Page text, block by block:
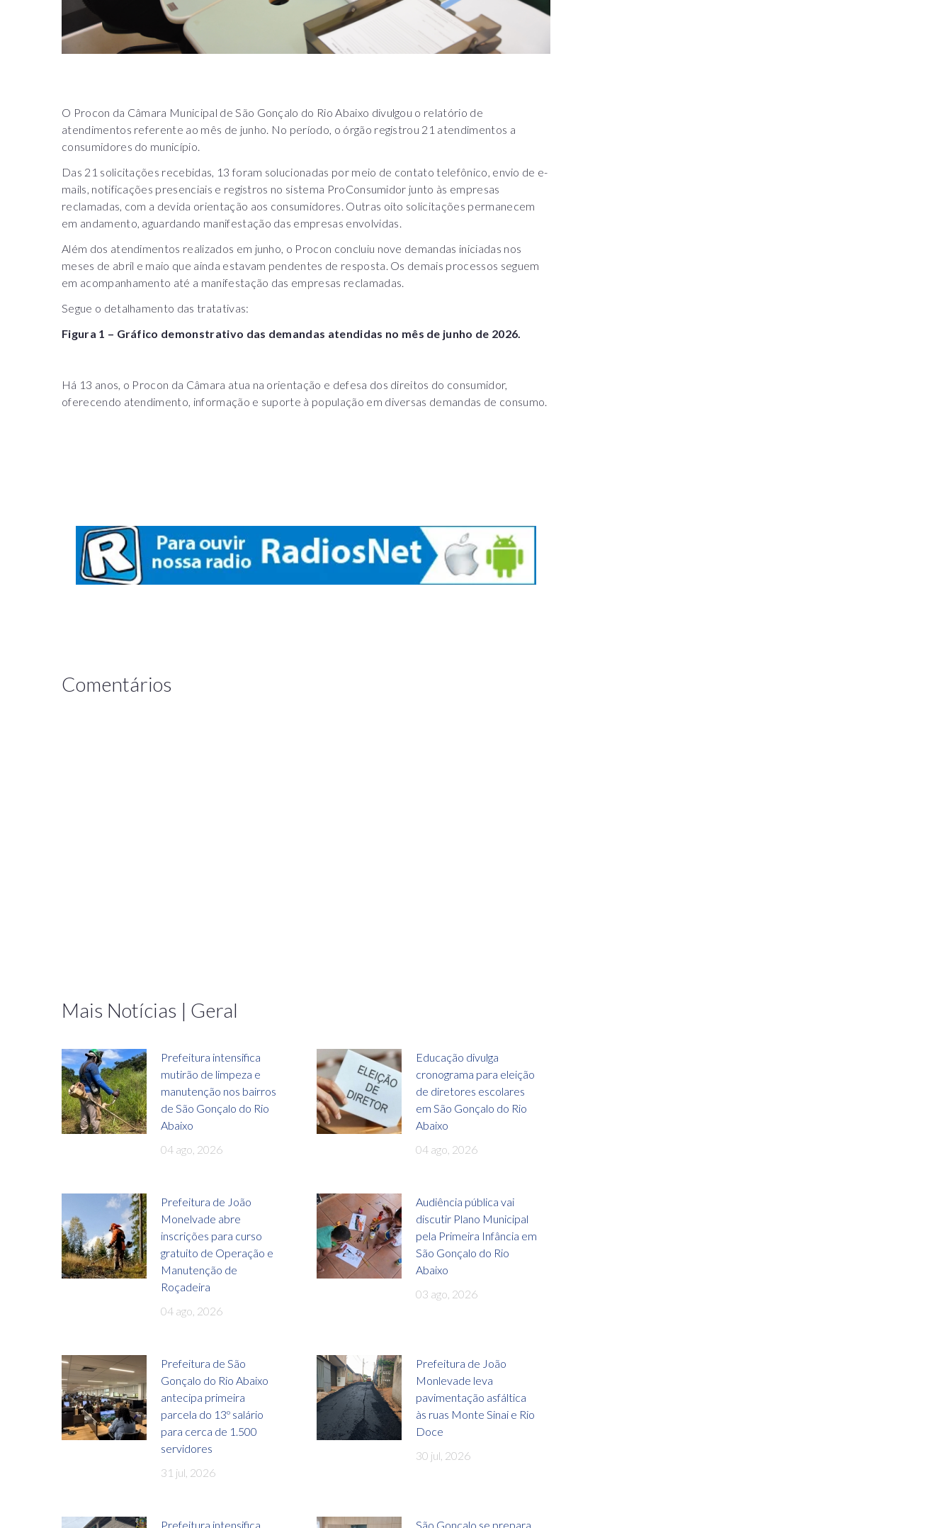
O Procon da Câmara Municipal de São Gonçalo do Rio Abaixo divulgou o relatório de
atendimentos referente ao mês de junho. No período, o órgão registrou 21 atendimentos a
consumidores do município.
Das 21 solicitações recebidas, 13 foram solucionadas por meio de contato telefônico, envio de e-
mails, notificações presenciais e registros no sistema ProConsumidor junto às empresas
reclamadas, com a devida orientação aos consumidores. Outras oito solicitações permanecem
em andamento, aguardando manifestação das empresas envolvidas.
Além dos atendimentos realizados em junho, o Procon concluiu nove demandas iniciadas nos
meses de abril e maio que ainda estavam pendentes de resposta. Os demais processos seguem
em acompanhamento até a manifestação das empresas reclamadas.
Segue o detalhamento das tratativas:
Figura 1 – Gráfico demonstrativo das demandas atendidas no mês de junho de 2026.
Há 13 anos, o Procon da Câmara atua na orientação e defesa dos direitos do consumidor,
oferecendo atendimento, informação e suporte à população em diversas demandas de consumo.
Comentários
Mais Notícias | Geral
Prefeitura intensifica
mutirão de limpeza e
manutenção nos bairros
de São Gonçalo do Rio
Abaixo
04 ago, 2026
Educação divulga
cronograma para eleição
de diretores escolares
em São Gonçalo do Rio
Abaixo
04 ago, 2026
Prefeitura de João
Monelvade abre
inscrições para curso
gratuito de Operação e
Manutenção de
Roçadeira
04 ago, 2026
Audiência pública vai
discutir Plano Municipal
pela Primeira Infância em
São Gonçalo do Rio
Abaixo
03 ago, 2026
Prefeitura de São
Gonçalo do Rio Abaixo
antecipa primeira
parcela do 13º salário
para cerca de 1.500
servidores
31 jul, 2026
Prefeitura de João
Monlevade leva
pavimentação asfáltica
às ruas Monte Sinai e Rio
Doce
30 jul, 2026
Prefeitura intensifica São Gonçalo se prepara